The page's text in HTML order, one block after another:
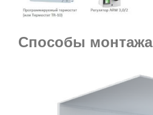
Способы монтажа